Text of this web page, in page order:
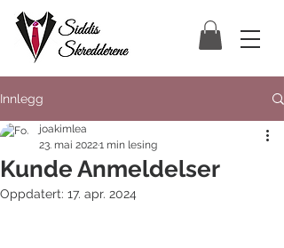
Innlegg
Kunde Anmeldelser
joakimlea
23. mai 20221 min lesing
Oppdatert: 17. apr. 2024